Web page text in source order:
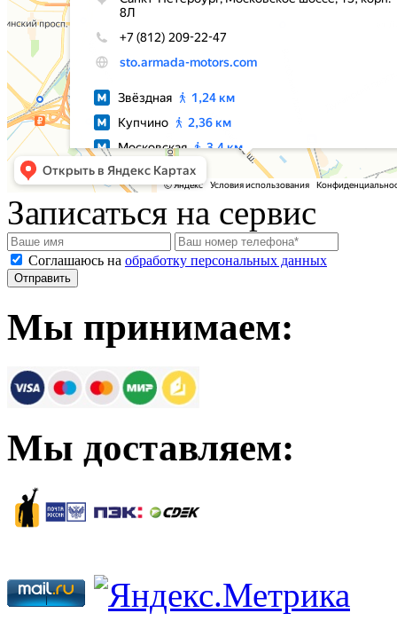
Записаться на сервис
Соглашаюсь на обработку персональных данных
Мы принимаем:
Мы доставляем: